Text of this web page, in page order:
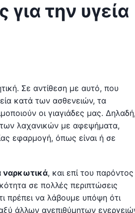
για την υγεία
Σε αντίθεση με αυτό, που
κατά των ασθενειών, τα
οι γιαγιάδες μας. Δηλαδή,
των λαχανικών με αφεψήματα,
εφαρμογή, όπως είναι ή σε
ναρκωτικά, και επί του παρόντος
σε πολλές περιπτώσεις
πρέπει να λάβουμε υπόψη ότι
άλλων ανεπιθύμητων